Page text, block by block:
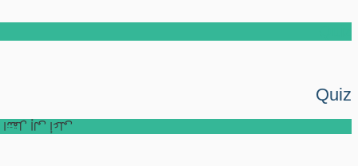
Quiz
انتقل إلى أعلى